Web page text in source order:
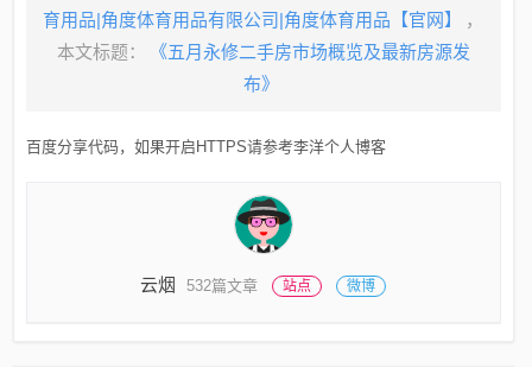
育用品|角度体育用品有限公司|角度体育用品【官网】
，
本文标题：
《五月永修二手房市场概览及最新房源发
布》
百度分享代码，如果开启HTTPS请参考李洋个人博客
云烟 532篇文章 站点 微博